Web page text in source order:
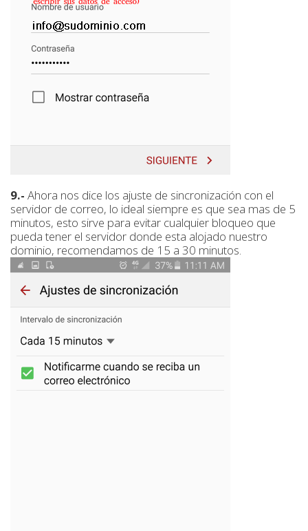
9.- Ahora nos dice los ajuste de sincronización con el
servidor de correo, lo ideal siempre es que sea mas de 5
minutos, esto sirve para evitar cualquier bloqueo que
pueda tener el servidor donde esta alojado nuestro
dominio, recomendamos de 15 a 30 minutos.